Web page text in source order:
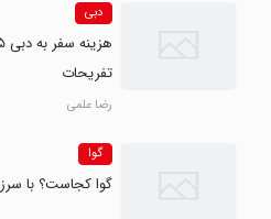
دبی
تفریحات
رضا علمی
گوا
گوا کجاست؟ با